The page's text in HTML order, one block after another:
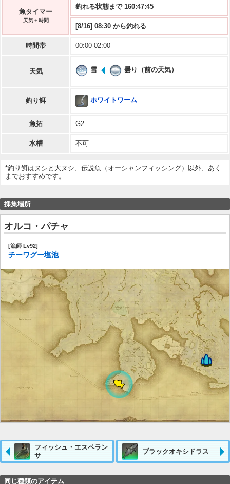
魚タイマー
天気＋時間
釣れる状態まで 160:47:45
[8/16] 08:30 から釣れる
時間帯 00:00-02:00
天気 雪 曇り（前の天気）
釣り餌 ホワイトワーム
魚拓 G2
水槽 不可
*釣り餌はヌシと大ヌシ、伝説魚（オーシャンフィッシング）以外、あく
までおすすめです。
採集場所
オルコ・パチャ
[漁師 Lv92]
チーワグー塩池
フィッシュ・エスペラン
サ
ブラックオキシドラス
同じ種類のアイテム